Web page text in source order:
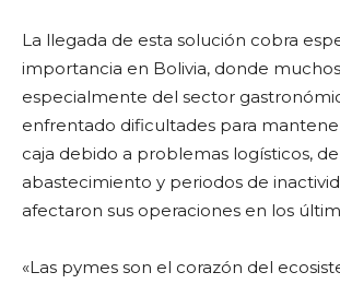
La llegada de esta solución cobra
importancia en Bolivia, donde
especialmente del sector
enfrentado dificultades para
caja debido a problemas logísticos, de
abastecimiento y periodos de
afectaron sus operaciones en los
«Las pymes son el corazón del